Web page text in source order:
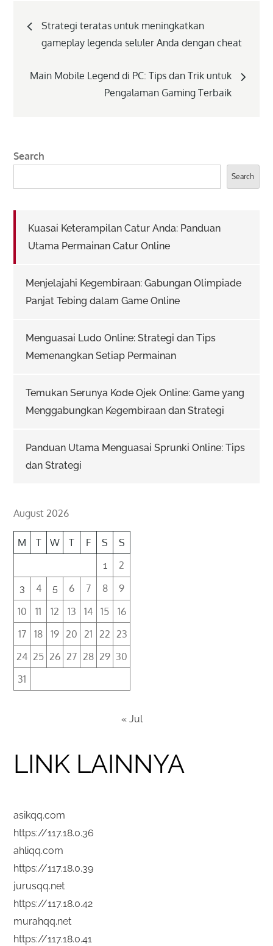
Post
navigation
Strategi teratas untuk meningkatkan
gameplay legenda seluler Anda dengan cheat
Main Mobile Legend di PC: Tips dan Trik untuk
Pengalaman Gaming Terbaik
Search
Search
Kuasai Keterampilan Catur Anda: Panduan
Utama Permainan Catur Online
Menjelajahi Kegembiraan: Gabungan Olimpiade
Panjat Tebing dalam Game Online
Menguasai Ludo Online: Strategi dan Tips
Memenangkan Setiap Permainan
Temukan Serunya Kode Ojek Online: Game yang
Menggabungkan Kegembiraan dan Strategi
Panduan Utama Menguasai Sprunki Online: Tips
dan Strategi
August 2026
M T W T F S S
1 2
3 4 5 6 7 8
9
10
11 12 13 14 15
16
17
18 19 20 21 22 23
24 25 26 27 28 29 30
31
« Jul
LINK LAINNYA
asikqq.com
https://117.18.0.36
ahliqq.com
https://117.18.0.39
jurusqq.net
https://117.18.0.42
murahqq.net
https://117.18.0.41